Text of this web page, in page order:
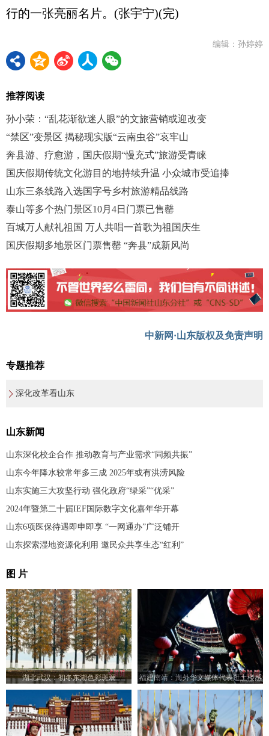
行的一张亮丽名片。(张宇宁)(完)
编辑：孙婷婷
推荐阅读
孙小荣：“乱花渐欲迷人眼”的文旅营销或迎改变
“禁区”变景区 揭秘现实版“云南虫谷”哀牢山
奔县游、疗愈游，国庆假期“慢充式”旅游受青睐
国庆假期传统文化游目的地持续升温 小众城市受追捧
山东三条线路入选国字号乡村旅游精品线路
泰山等多个热门景区10月4日门票已售罄
百城万人献礼祖国 万人共唱一首歌为祖国庆生
国庆假期多地景区门票售罄 “奔县”成新风尚
中新网·山东版权及免责声明
专题推荐
深化改革看山东
山东新闻
山东深化校企合作 推动教育与产业需求“同频共振”
山东今年降水较常年多三成 2025年或有洪涝风险
山东实施三大攻坚行动 强化政府“绿采”“优采”
2024年暨第二十届IEF国际数字文化嘉年华开幕
山东6项医保待遇即申即享 “一网通办”广泛铺开
山东探索湿地资源化利用 邀民众共享生态“红利”
图 片
湖北武汉：初冬东湖色彩斑斓
福建南靖：海外华文媒体代表逛土楼感
受“世遗”文化